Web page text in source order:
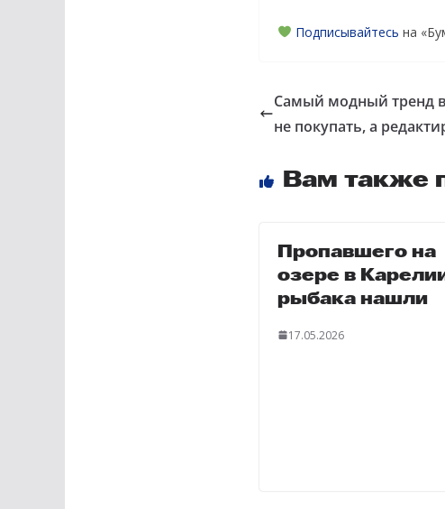
Подписывайтесь на
Самый модный тренд
не покупать, а
Вам также
Пропавшего на
озере в
рыбака нашли
17.05.2026